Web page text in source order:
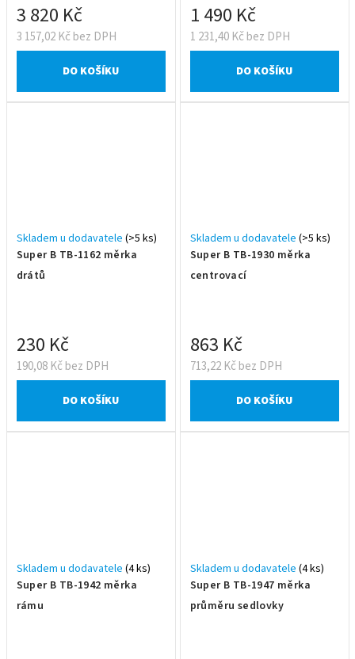
3 157,02 Kč bez DPH
3 820 Kč
DO KOŠÍKU
1 231,40 Kč bez DPH
1 490 Kč
DO KOŠÍKU
Super B TB-1162 měrka
drátů
Skladem u dodavatele (>5 ks)
190,08 Kč bez DPH
230 Kč
DO KOŠÍKU
Super B TB-1930 měrka
centrovací
Skladem u dodavatele (>5 ks)
713,22 Kč bez DPH
863 Kč
DO KOŠÍKU
Super B TB-1942 měrka
rámu
Skladem u dodavatele (4 ks)
Super B TB-1947 měrka
průměru sedlovky
Skladem u dodavatele (4 ks)